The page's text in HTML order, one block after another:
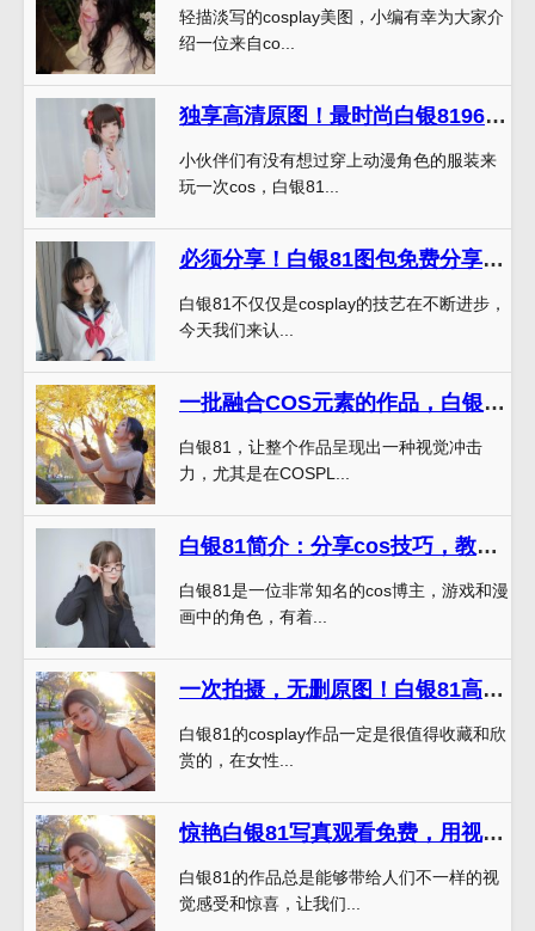
轻描淡写的cosplay美图，小编有幸为大家介
绍一位来自co...
独享高清原图！最时尚白银8196套cos分享集合
小伙伴们有没有想过穿上动漫角色的服装来
玩一次cos，白银81...
必须分享！白银81图包免费分享的原图，赏心悦目
白银81不仅仅是cosplay的技艺在不断进步，
今天我们来认...
一批融合COS元素的作品，白银81个人信息奉上
白银81，让整个作品呈现出一种视觉冲击
力，尤其是在COSPL...
白银81简介：分享cos技巧，教你实现角色再现神功
白银81是一位非常知名的cos博主，游戏和漫
画中的角色，有着...
一次拍摄，无删原图！白银81高清完美保存
白银81的cosplay作品一定是很值得收藏和欣
赏的，在女性...
惊艳白银81写真观看免费，用视觉感受美的独特魅力
白银81的作品总是能够带给人们不一样的视
觉感受和惊喜，让我们...